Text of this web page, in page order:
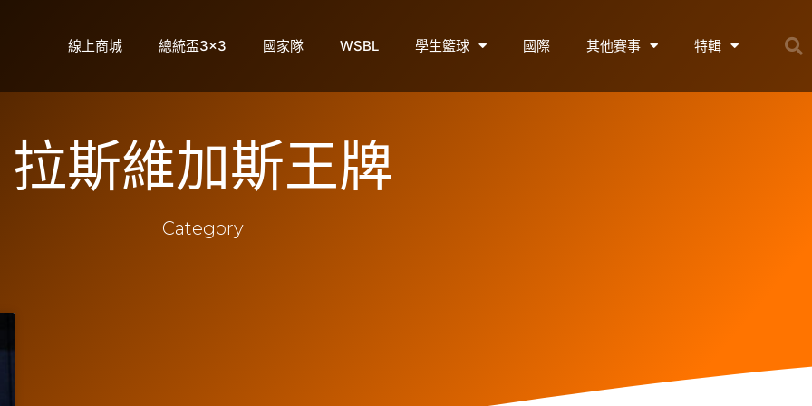
線上商城 總統盃3×3 國家隊 WSBL 學生籃球 國際 其他賽事 特輯
拉斯維加斯王牌
Category